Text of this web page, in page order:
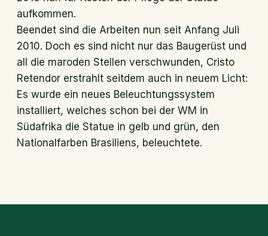
aufkommen.
Beendet sind die Arbeiten nun seit Anfang Juli
2010. Doch es sind nicht nur das Baugerüst und
all die maroden Stellen verschwunden, Cristo
Retendor erstrahlt seitdem auch in neuem Licht:
Es wurde ein neues Beleuchtungssystem
installiert, welches schon bei der WM in
Südafrika die Statue in gelb und grün, den
Nationalfarben Brasiliens, beleuchtete.